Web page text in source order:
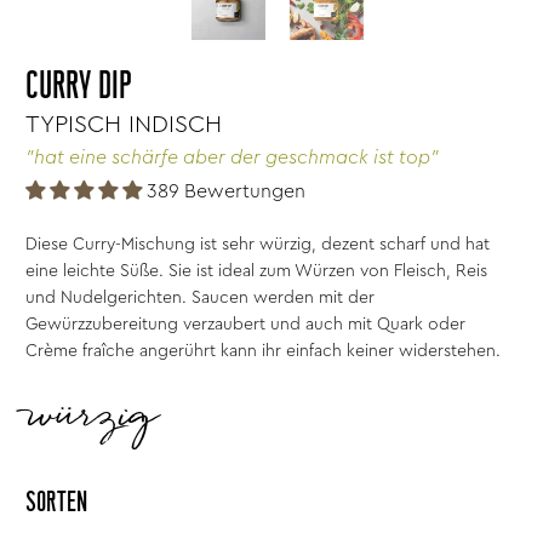
CURRY DIP
TYPISCH INDISCH
"hat eine schärfe aber der geschmack ist top"
389 Bewertungen
Diese Curry-Mischung ist sehr würzig, dezent scharf und hat
eine leichte Süße. Sie ist ideal zum Würzen von Fleisch, Reis
und Nudelgerichten. Saucen werden mit der
Gewürzzubereitung verzaubert und auch mit Quark oder
Crème fraîche angerührt kann ihr einfach keiner widerstehen.
würzig
SORTEN